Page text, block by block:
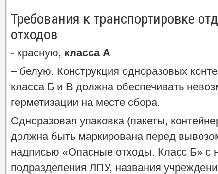
Требования к транспортировке
отходов
- красную, класса А
– белую. Конструкция одноразовых
класса Б и В должна обеспечивать
герметизации на месте сбора.
Одноразовая упаковка (пакеты,
должна быть маркирована перед
надписью «Опасные отходы. Класс Б» с
подразделения ЛПУ, названия